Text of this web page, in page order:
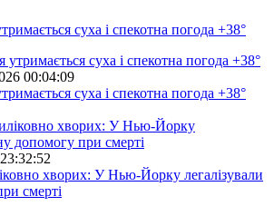
суха і спекотна погода +38°
00:04:09
суха і спекотна погода +38°
хворих: У Нью-Йорку легалізували
смерті